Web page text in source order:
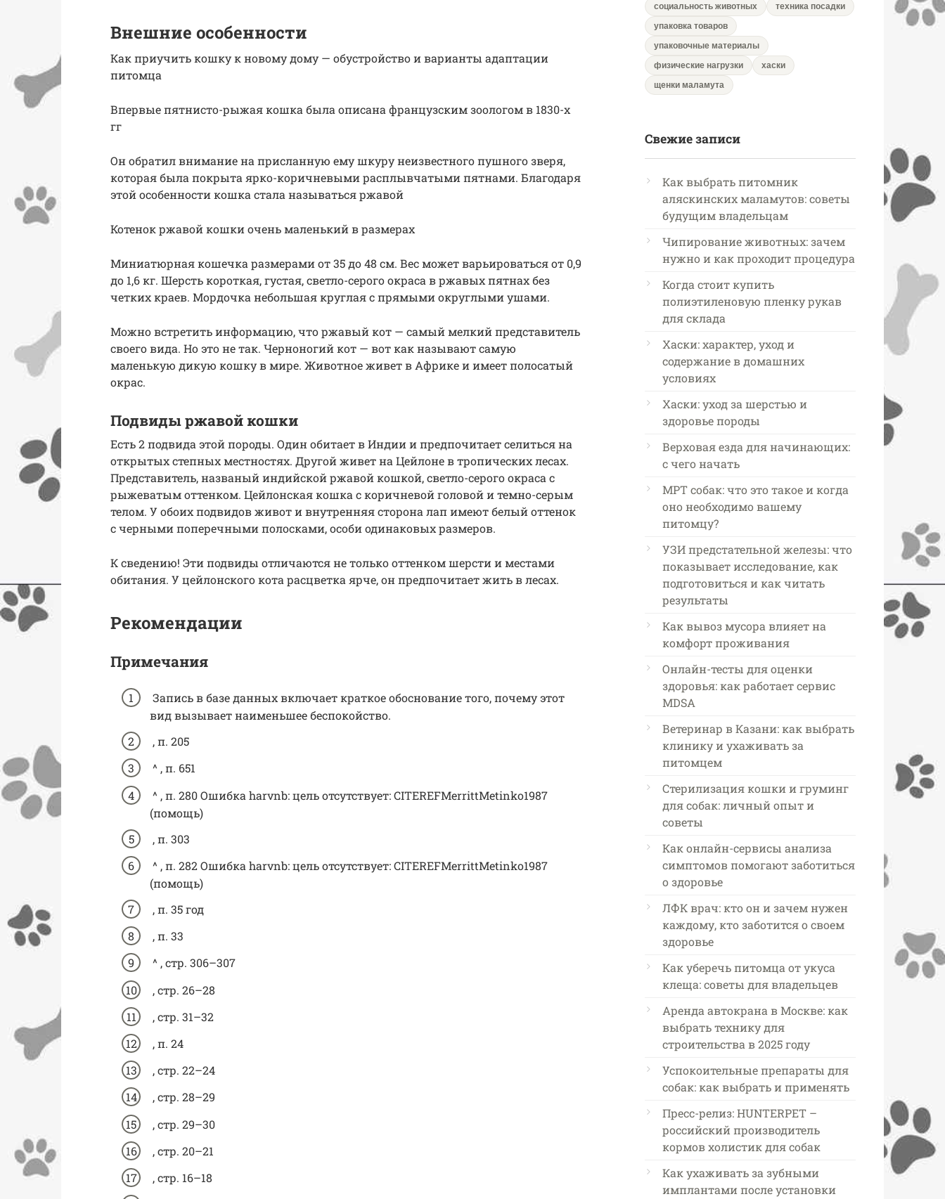
Внешние особенности
Как приучить кошку к новому дому — обустройство и варианты адаптации
питомца
Впервые пятнисто-рыжая кошка была описана французским зоологом в 1830-х
гг
Он обратил внимание на присланную ему шкуру неизвестного пушного зверя,
которая была покрыта ярко-коричневыми расплывчатыми пятнами. Благодаря
этой особенности кошка стала называться ржавой
Котенок ржавой кошки очень маленький в размерах
Миниатюрная кошечка размерами от 35 до 48 см. Вес может варьироваться от 0,9
до 1,6 кг. Шерсть короткая, густая, светло-серого окраса в ржавых пятнах без
четких краев. Мордочка небольшая круглая с прямыми округлыми ушами.
Можно встретить информацию, что ржавый кот — самый мелкий представитель
своего вида. Но это не так. Черноногий кот — вот как называют самую
маленькую дикую кошку в мире. Животное живет в Африке и имеет полосатый
окрас.
Подвиды ржавой кошки
Есть 2 подвида этой породы. Один обитает в Индии и предпочитает селиться на
открытых степных местностях. Другой живет на Цейлоне в тропических лесах.
Представитель, названый индийской ржавой кошкой, светло-серого окраса с
рыжеватым оттенком. Цейлонская кошка с коричневой головой и темно-серым
телом. У обоих подвидов живот и внутренняя сторона лап имеют белый оттенок
с черными поперечными полосками, особи одинаковых размеров.
К сведению! Эти подвиды отличаются не только оттенком шерсти и местами
обитания. У цейлонского кота расцветка ярче, он предпочитает жить в лесах.
Рекомендации
Примечания
Запись в базе данных включает краткое обоснование того, почему этот
вид вызывает наименьшее беспокойство.
, п. 205
^ , п. 651
^ , п. 280 Ошибка harvnb: цель отсутствует: CITEREFMerrittMetinko1987
(помощь)
, п. 303
^ , п. 282 Ошибка harvnb: цель отсутствует: CITEREFMerrittMetinko1987
(помощь)
, п. 35 год
, п. 33
^ , стр. 306–307
, стр. 26–28
, стр. 31–32
, п. 24
, стр. 22–24
, стр. 28–29
, стр. 29–30
, стр. 20–21
, стр. 16–18
социальность животных
техника посадки
упаковка товаров
упаковочные материалы
физические нагрузки
хаски
щенки маламута
Свежие записи
Как выбрать питомник
аляскинских маламутов: советы
будущим владельцам
Чипирование животных: зачем
нужно и как проходит процедура
Когда стоит купить
полиэтиленовую пленку рукав
для склада
Хаски: характер, уход и
содержание в домашних
условиях
Хаски: уход за шерстью и
здоровье породы
Верховая езда для начинающих:
с чего начать
МРТ собак: что это такое и когда
оно необходимо вашему
питомцу?
УЗИ предстательной железы: что
показывает исследование, как
подготовиться и как читать
результаты
Как вывоз мусора влияет на
комфорт проживания
Онлайн-тесты для оценки
здоровья: как работает сервис
MDSA
Ветеринар в Казани: как выбрать
клинику и ухаживать за
питомцем
Стерилизация кошки и груминг
для собак: личный опыт и
советы
Как онлайн-сервисы анализа
симптомов помогают заботиться
о здоровье
ЛФК врач: кто он и зачем нужен
каждому, кто заботится о своем
здоровье
Как уберечь питомца от укуса
клеща: советы для владельцев
Аренда автокрана в Москве: как
выбрать технику для
строительства в 2025 году
Успокоительные препараты для
собак: как выбрать и применять
Пресс-релиз: HUNTERPET –
российский производитель
кормов холистик для собак
Как ухаживать за зубными
имплантами после установки